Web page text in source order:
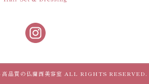
品質の仏蘭西美容室 ALL RIGHTS RESERVED.